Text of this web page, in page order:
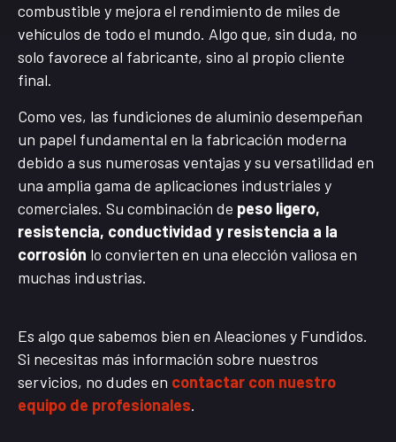
combustible y mejora el rendimiento de miles de
vehículos de todo el mundo. Algo que, sin duda, no
solo favorece al fabricante, sino al propio cliente
final.
Como ves, las fundiciones de aluminio desempeñan
un papel fundamental en la fabricación moderna
debido a sus numerosas ventajas y su versatilidad en
una amplia gama de aplicaciones industriales y
comerciales. Su combinación de peso ligero,
resistencia, conductividad y resistencia a la
corrosión lo convierten en una elección valiosa en
muchas industrias.
Es algo que sabemos bien en Aleaciones y Fundidos.
Si necesitas más información sobre nuestros
servicios, no dudes en contactar con nuestro
equipo de profesionales.